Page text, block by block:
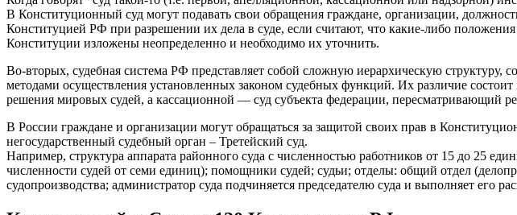
В Конституционный суд могут подавать свои обращения граждане, организации,
Конституцией РФ при разрешении их дела в суде, если считают, что какие-либо
Конституции изложены неопределенно и необходимо их уточнить.
Во-вторых, судебная система РФ представляет собой сложную иерархическую
методами осуществления установленных законом судебных функций. Их различие
решения мировых судей, а кассационной — суд субъекта федерации, пересматривающий
В России граждане и организации могут обращаться за защитой своих прав в
негосударственный судебный орган – Третейский суд.
Например, структура аппарата районного суда с численностью работников от 15 до 25
численности судей от семи единиц); помощники судей; судьи; отделы: общий отдел
судопроизводства; администратор суда подчиняется председателю суда и выполняет его